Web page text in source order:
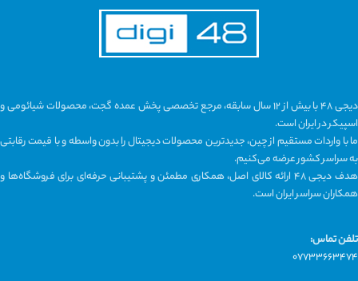
دارای ولتاژ استاندارد دستگاه
دارای محافظ دمای بیش از حد برای یک
شارژ ایمن و استاندارد
متریال فوق العاده با کیفیت و کار آمد
مثل محیط کار،خانه و...
دارای 4 میکروفون برای مکالمه فوق العاده
تا 20 ساعت شارژدهی با کیس شارژ
مقاومت در برابر آب و عرق
سنسور کنترل لمسی
دیجی ۴۸ با بیش از ۱۲ سال سابقه، مرجع تخصصی پخش عمده گجت، محصولات شیائومی و
اسپیکر در ایران است.
ما با واردات مستقیم از چین، جدیدترین محصولات دیجیتال را بدون واسطه و با قیمت رقابتی
به سراسر کشور عرضه می‌کنیم.
هدف دیجی ۴۸ ارائه کالای اصل، همکاری مطمئن و پشتیبانی حرفه‌ای برای فروشگاه‌ها و
همکاران سراسر ایران است.
تلفن تماس:
۰۷۷۳۳۶۶۳۴۷۴